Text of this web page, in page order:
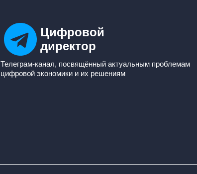
Цифровой
директор
Телеграм-канал, посвящённый актуальным проблемам
цифровой экономики и их решениям